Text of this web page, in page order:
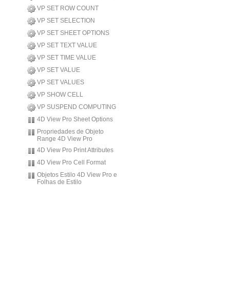
VP SET ROW COUNT
VP SET SELECTION
VP SET SHEET OPTIONS
VP SET TEXT VALUE
VP SET TIME VALUE
VP SET VALUE
VP SET VALUES
VP SHOW CELL
VP SUSPEND COMPUTING
4D View Pro Sheet Options
Propriedades de Objeto
Range 4D View Pro
4D View Pro Print Attributes
4D View Pro Cell Format
Objetos Estilo 4D View Pro e
Folhas de Estilo